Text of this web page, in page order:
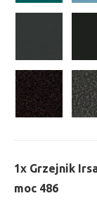
1x Grzejnik
moc 486